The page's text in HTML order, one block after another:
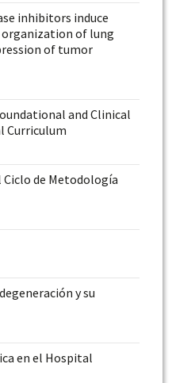
inhibitors induce
organization of lung
of tumor
and Clinical
Curriculum
de Metodología
y su
en el Hospital